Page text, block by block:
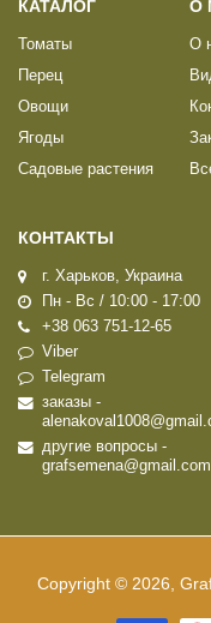
КАТАЛОГ
Томаты
Перец
Овощи
Ягоды
Садовые растения
О
О
КОНТАКТЫ
г. Харьков, Украина
Пн - Вс / 10:00 - 17:00
+38 063 751-12-65
Viber
Telegram
заказы -
другие вопросы -
grafsemena@gmail.com
Copyright © 2026,